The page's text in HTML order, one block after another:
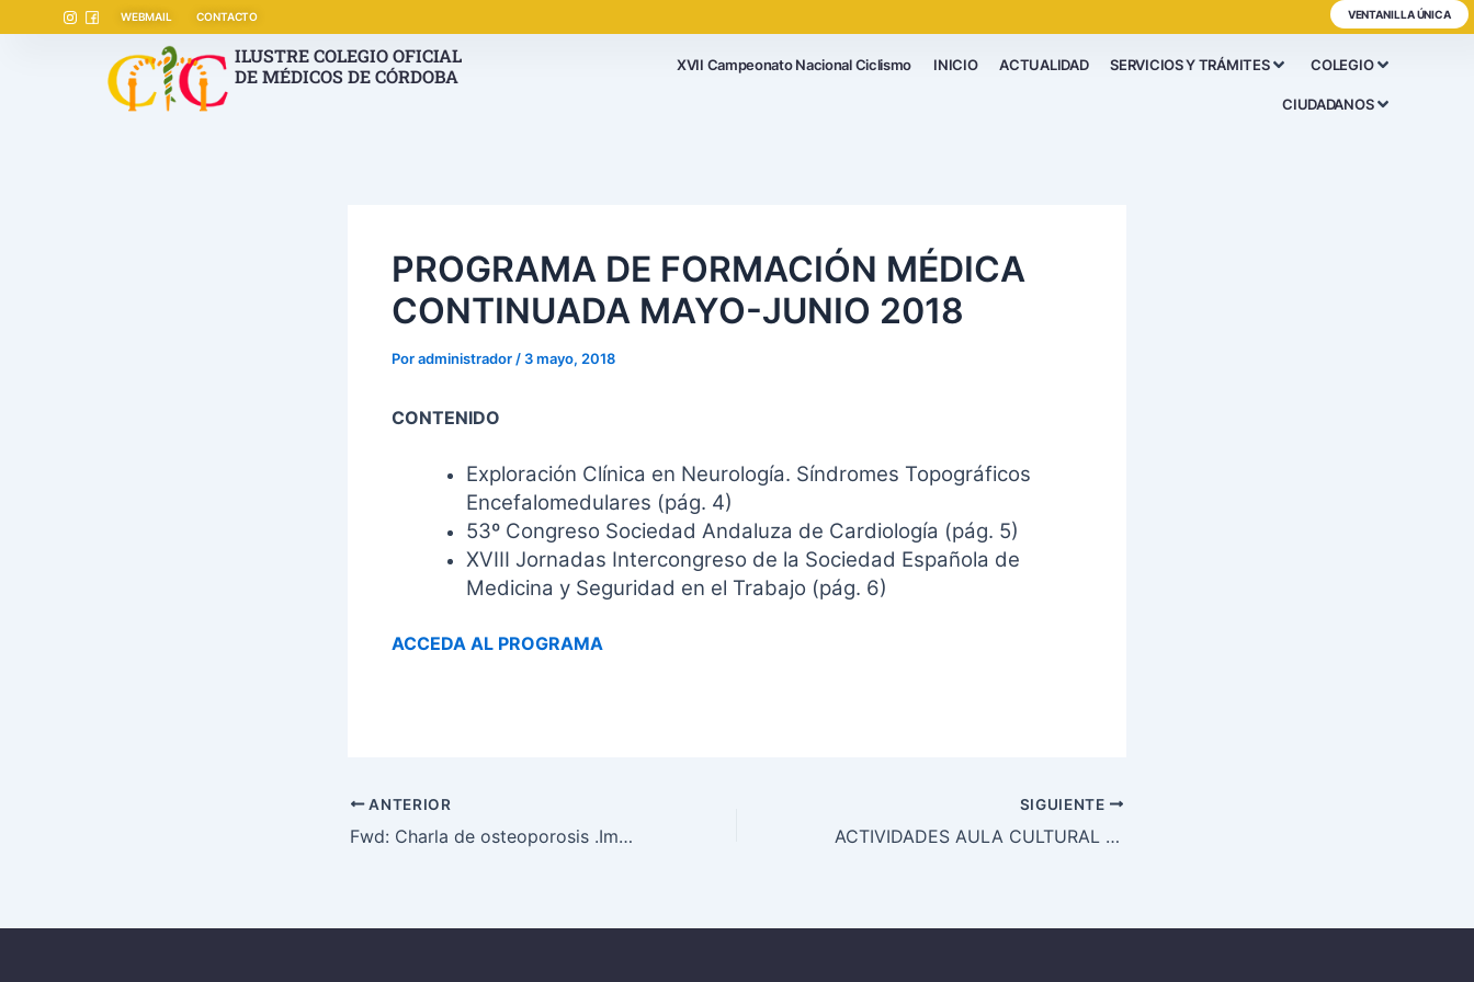
WEBMAIL CONTACTO VENTANILLA ÚNICA
ILUSTRE COLEGIO OFICIAL
DE MÉDICOS DE CÓRDOBA
XVII Campeonato Nacional Ciclismo INICIO ACTUALIDAD SERVICIOS Y TRÁMITES COLEGIO
CIUDADANOS
PROGRAMA DE FORMACIÓN MÉDICA
CONTINUADA MAYO-JUNIO 2018
Poradministrador / 3 mayo, 2018
CONTENIDO
Exploración Clínica en Neurología. Síndromes Topográficos
Encefalomedulares (pág. 4)
53º Congreso Sociedad Andaluza de Cardiología (pág. 5)
XVIII Jornadas Intercongreso de la Sociedad Española de
Medicina y Seguridad en el Trabajo (pág. 6)
ACCEDA AL PROGRAMA
entradas
ANTERIOR
Fwd: Charla de osteoporosis .Importancia de la radiologia
SIGUIENTE
ACTIVIDADES AULA CULTURAL MAYO-JUNIO 2018